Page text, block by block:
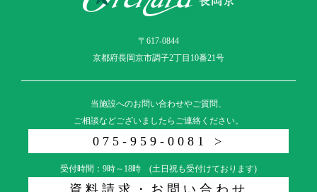
〒617-0844
京都府長岡京市調子2丁目10番21号
当施設へのお問い合わせやご質問、
ご相談などございましたらご連絡ください。
075-959-0081 >
受付時間：9時～18時 (土日祝も受付けております)